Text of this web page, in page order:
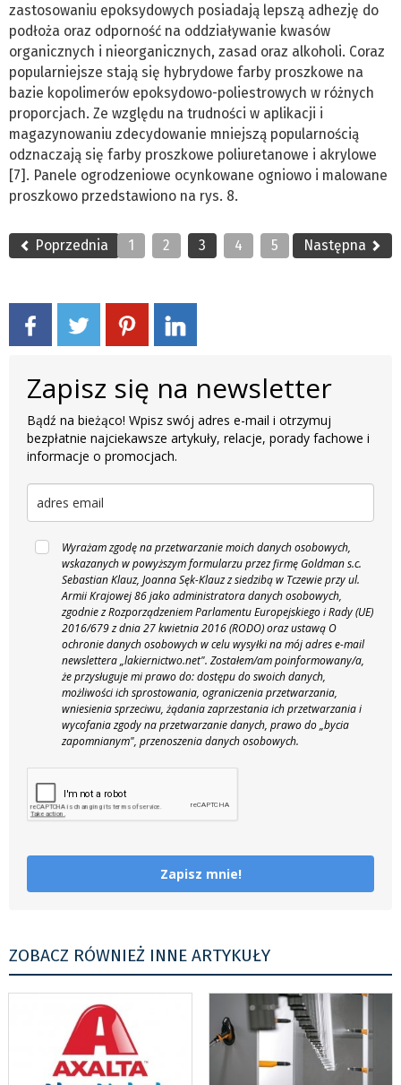
zastosowaniu epoksydowych posiadają lepszą adhezję do
podłoża oraz odporność na oddziaływanie kwasów
organicznych i nieorganicznych, zasad oraz alkoholi. Coraz
popularniejsze stają się hybrydowe farby proszkowe na
bazie kopolimerów epoksydowo­-poliestrowych w różnych
proporcjach. Ze względu na trudności w aplikacji i
magazynowaniu zdecydowanie mniejszą popularnością
odznaczają się farby proszkowe poliuretanowe i akrylowe
[7]. Panele ogrodzeniowe ocynkowane ogniowo i malowane
proszkowo przedstawiono na rys. 8.
Poprzednia 1 2 3 4 5 Następna
Zapisz się na newsletter
Bądź na bieżąco! Wpisz swój adres e-mail i otrzymuj
bezpłatnie najciekawsze artykuły, relacje, porady fachowe i
informacje o promocjach.
Wyrażam zgodę na przetwarzanie moich danych osobowych,
wskazanych w powyższym formularzu przez firmę Goldman s.c.
Sebastian Klauz, Joanna Sęk-Klauz z siedzibą w Tczewie przy ul.
Armii Krajowej 86 jako administratora danych osobowych,
zgodnie z Rozporządzeniem Parlamentu Europejskiego i Rady (UE)
2016/679 z dnia 27 kwietnia 2016 (RODO) oraz ustawą O
ochronie danych osobowych w celu wysyłki na mój adres e-mail
newslettera „lakiernictwo.net". Zostałem/am poinformowany/a,
że przysługuje mi prawo do: dostępu do swoich danych,
możliwości ich sprostowania, ograniczenia przetwarzania,
wniesienia sprzeciwu, żądania zaprzestania ich przetwarzania i
wycofania zgody na przetwarzanie danych, prawo do „bycia
zapomnianym", przenoszenia danych osobowych.
Zapisz mnie!
ZOBACZ RÓWNIEŻ INNE ARTYKUŁY